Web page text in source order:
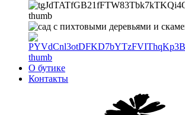
О бутике
Контакты